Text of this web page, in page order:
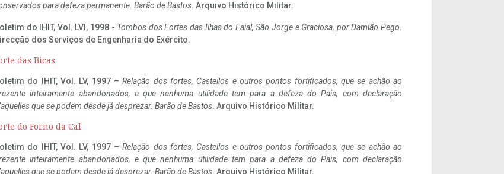
para defeza permanente. Barão de Bastos. Arquivo Histórico Militar.
do IHIT, Vol. LVI, 1998 - Tombos dos Fortes das Ilhas do Faial, São Jorge e Graciosa, por Damião Pego.
dos Serviços de Engenharia do Exército.
das Bicas
do IHIT, Vol. LV, 1997 –Relação dos fortes, Castellos e outros pontos fortificados, que se achão ao
inteiramente abandonados, e que nenhuma utilidade tem para a defeza do Pais, com declaração
que se podem desde já desprezar. Barão de Bastos. Arquivo Histórico Militar.
do Forno da Cal
do IHIT, Vol. LV, 1997 –Relação dos fortes, Castellos e outros pontos fortificados, que se achão ao
inteiramente abandonados, e que nenhuma utilidade tem para a defeza do Pais, com declaração
que se podem desde já desprezar. Barão de Bastos. Arquivo Histórico Militar.